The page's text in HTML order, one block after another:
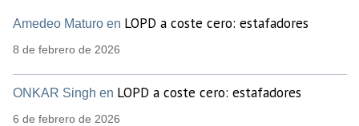
Amedeo Maturo en LOPD a coste cero: estafadores
8 de febrero de 2026
ONKAR Singh en LOPD a coste cero: estafadores
6 de febrero de 2026